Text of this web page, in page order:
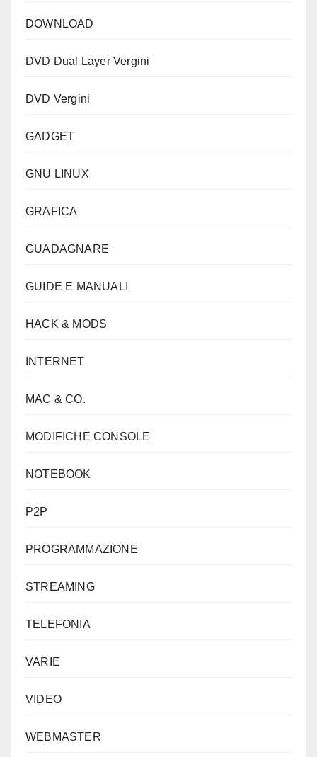
DOWNLOAD
DVD Dual Layer Vergini
DVD Vergini
GADGET
GNU LINUX
GRAFICA
GUADAGNARE
GUIDE E MANUALI
HACK & MODS
INTERNET
MAC & CO.
MODIFICHE CONSOLE
NOTEBOOK
P2P
PROGRAMMAZIONE
STREAMING
TELEFONIA
VARIE
VIDEO
WEBMASTER